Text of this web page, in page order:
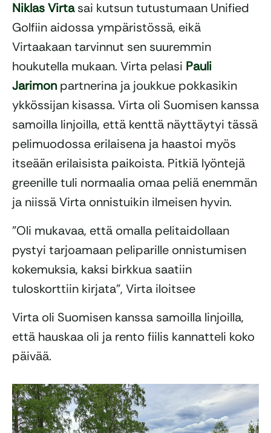
Niklas Virtasai kutsun tutustumaan Unified
Golfiin aidossa ympäristössä, eikä
Virtaakaan tarvinnut sen suuremmin
houkutella mukaan. Virta pelasi Pauli
Jarimonpartnerina ja joukkue pokkasikin
ykkössijan kisassa. Virta oli Suomisen kanssa
samoilla linjoilla, että kenttä näyttäytyi tässä
pelimuodossa erilaisena ja haastoi myös
itseään erilaisista paikoista. Pitkiä lyöntejä
greenille tuli normaalia omaa peliä enemmän
ja niissä Virta onnistuikin ilmeisen hyvin.
”Oli mukavaa, että omalla pelitaidollaan
pystyi tarjoamaan peliparille onnistumisen
kokemuksia, kaksi birkkua saatiin
tuloskorttiin kirjata”, Virta iloitsee
Virta oli Suomisen kanssa samoilla linjoilla,
että hauskaa oli ja rento fiilis kannatteli koko
päivää.